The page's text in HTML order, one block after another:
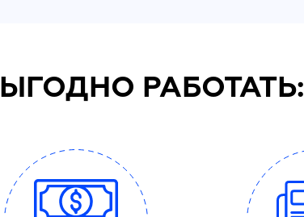
РАБОТАТЬ: